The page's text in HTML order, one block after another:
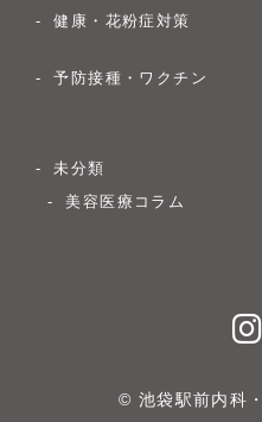
健康・花粉症対策
予防接種・ワクチン
未分類
美容医療コラム
© 池袋駅前内科